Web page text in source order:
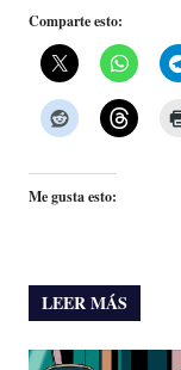
Comparte esto:
Me gusta esto:
LEER MÁS